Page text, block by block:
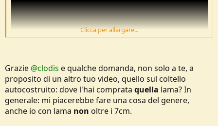
Clicca per allargare...
Grazie @clodis e qualche domanda, non solo a te, a
proposito di un altro tuo video, quello sul coltello
autocostruito: dove l'hai comprata quella lama? In
generale: mi piacerebbe fare una cosa del genere,
anche io con lama non oltre i 7cm.